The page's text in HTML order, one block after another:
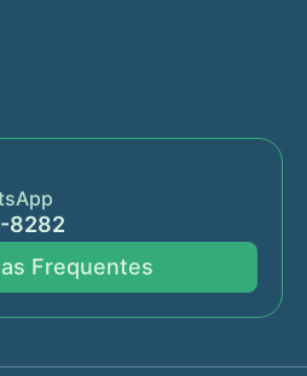
8282
Frequentes